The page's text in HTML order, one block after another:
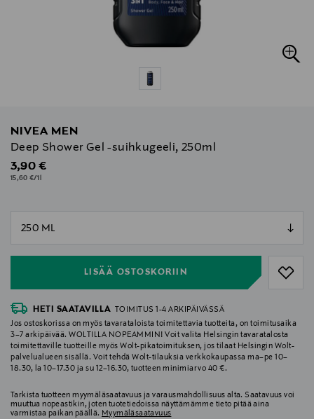
NIVEA MEN
Deep Shower Gel -suihkugeeli, 250ml
Original Price
3,90 €
15,60 €/1l
LISÄÄ OSTOSKORIIN
HETI SAATAVILLA
TOIMITUS 1-4 ARKIPÄIVÄSSÄ
Jos ostoskorissa on myös tavarataloista toimitettavia tuotteita, on toimitusaika
3–7 arkipäivää. WOLTILLA NOPEAMMIN! Voit valita Helsingin tavaratalosta
toimitettaville tuotteille myös Wolt-pikatoimituksen, jos tilaat Helsingin Wolt-
palvelualueen sisällä. Voit tehdä Wolt-tilauksia verkkokaupassa ma–pe 10–
18.30, la 10–17.30 ja su 12–16.30, tuotteen minimiarvo 40 €.
Tarkista tuotteen myymäläsaatavuus ja varausmahdollisuus alta. Saatavuus voi
muuttua nopeastikin, joten tuotetiedoissa näyttämämme tieto pitää aina
varmistaa paikan päällä. Myymäläsaatavuus